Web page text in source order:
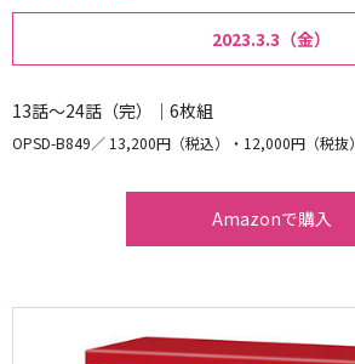
2023.3.3（金）
13話～24話（完）｜6枚組
OPSD-B849 13,200円（税込）・12,000円（税抜）
Amazonで購入